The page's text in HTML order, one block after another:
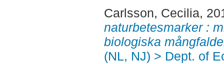
Carlsson, Cecilia,
naturbetesmarker :
biologiska
(NL, NJ) > Dept. of